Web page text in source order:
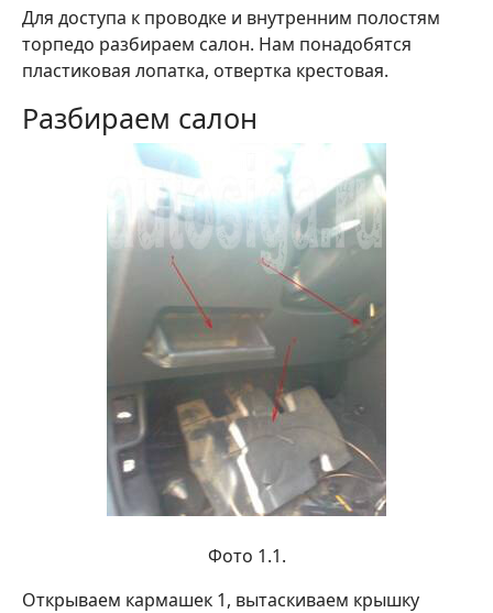
Для доступа к проводке и внутренним полостям
торпедо разбираем салон. Нам понадобятся
пластиковая лопатка, отвертка крестовая.
Разбираем салон
Фото 1.1.
Открываем кармашек 1, вытаскиваем крышку